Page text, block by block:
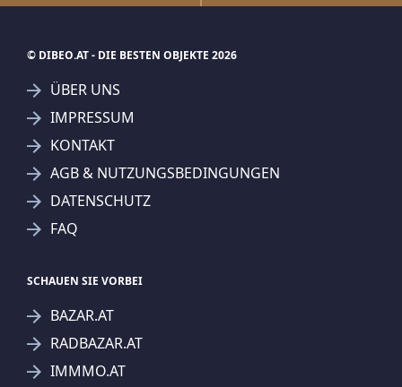
© DIBEO.AT - DIE BESTEN OBJEKTE 2026
ÜBER UNS
IMPRESSUM
KONTAKT
AGB & NUTZUNGSBEDINGUNGEN
DATENSCHUTZ
FAQ
SCHAUEN SIE VORBEI
BAZAR.AT
RADBAZAR.AT
IMMMO.AT